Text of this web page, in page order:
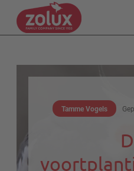
Tamme Vogels